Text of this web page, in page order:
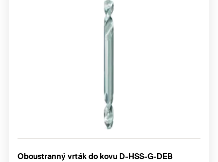
Oboustranný vrták do kovu D-HSS-G-DEB